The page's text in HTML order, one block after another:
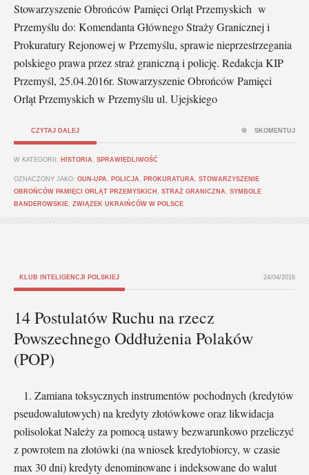
Stowarzyszenie Obrońców Pamięci Orląt Przemyskich w
Przemyślu do: Komendanta Głównego Straży Granicznej i
Prokuratury Rejonowej w Przemyślu, sprawie nieprzestrzegania
polskiego prawa przez straż graniczną i policję. Redakcja KIP
Przemyśl, 25.04.2016r. Stowarzyszenie Obrońców Pamięci
Orląt Przemyskich w Przemyślu ul. Ujejskiego
CZYTAJ DALEJ
W KATEGORII: HISTORIA SPRAWIEDLIWOŚĆ
OZNACZONY JAKO: OUN-UPA POLICJA PROKURATURA
STOWARZYSZENIE
OBROŃCÓW PAMIĘCI ORLĄT PRZEMYSKICH
STRAŻ GRANICZNA
SYMBOLE
BANDEROWSKIE ZWIĄZEK UKRAIŃCÓW W POLSCE
SKOMENTUJ
KLUB INTELIGENCJI POLSKIEJ 24/04/2016
14 Postulatów Ruchu na rzecz
Powszechnego Oddłużenia Polaków
(POP)
1. Zamiana toksycznych instrumentów pochodnych (kredytów
pseudowalutowych) na kredyty złotówkowe oraz likwidacja
polisolokat Należy za pomocą ustawy bezwarunkowo przeliczyć
z powrotem na złotówki (na wniosek kredytobiorcy, w czasie
max 30 dni) kredyty denominowane i indeksowane do walut